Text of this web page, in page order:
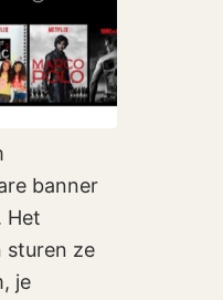
banner
Het
sturen ze
je